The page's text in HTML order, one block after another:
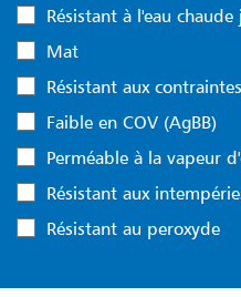
Résistant à l'eau chaude
Mat
Résistant aux
Faible en COV (AgBB)
Perméable à la vapeur
Résistant aux
Résistant au peroxyde